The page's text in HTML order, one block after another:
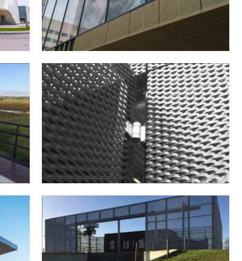
UNIVERSITAIR ZIEKENHUIS IN BRUSSEL,
BELGIË
GROOTHUISBOUW IN EMMELOORD